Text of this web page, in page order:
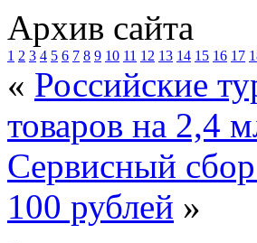
Архив сайта
1 2 3 4 5 6 7 8 9 10 11 12 13 14 15 16 17
« Российские
товаров на 2,4
Сервисный
100 рублей »